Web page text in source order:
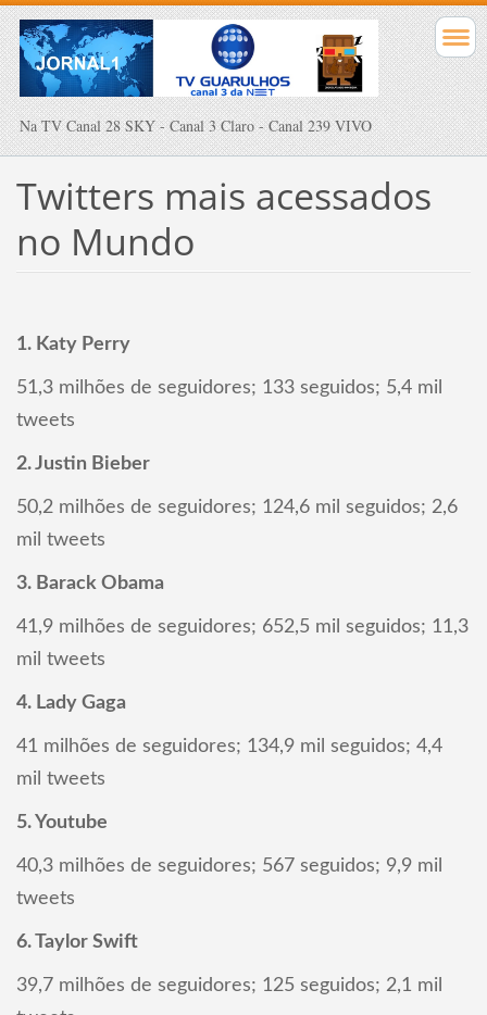
Na TV Canal 28 SKY - Canal 3 Claro - Canal 239 VIVO
Twitters mais acessados
no Mundo
1. Katy Perry
51,3 milhões de seguidores; 133 seguidos; 5,4 mil
tweets
2. Justin Bieber
50,2 milhões de seguidores; 124,6 mil seguidos; 2,6
mil tweets
3. Barack Obama
41,9 milhões de seguidores; 652,5 mil seguidos; 11,3
mil tweets
4. Lady Gaga
41 milhões de seguidores; 134,9 mil seguidos; 4,4
mil tweets
5. Youtube
40,3 milhões de seguidores; 567 seguidos; 9,9 mil
tweets
6. Taylor Swift
39,7 milhões de seguidores; 125 seguidos; 2,1 mil